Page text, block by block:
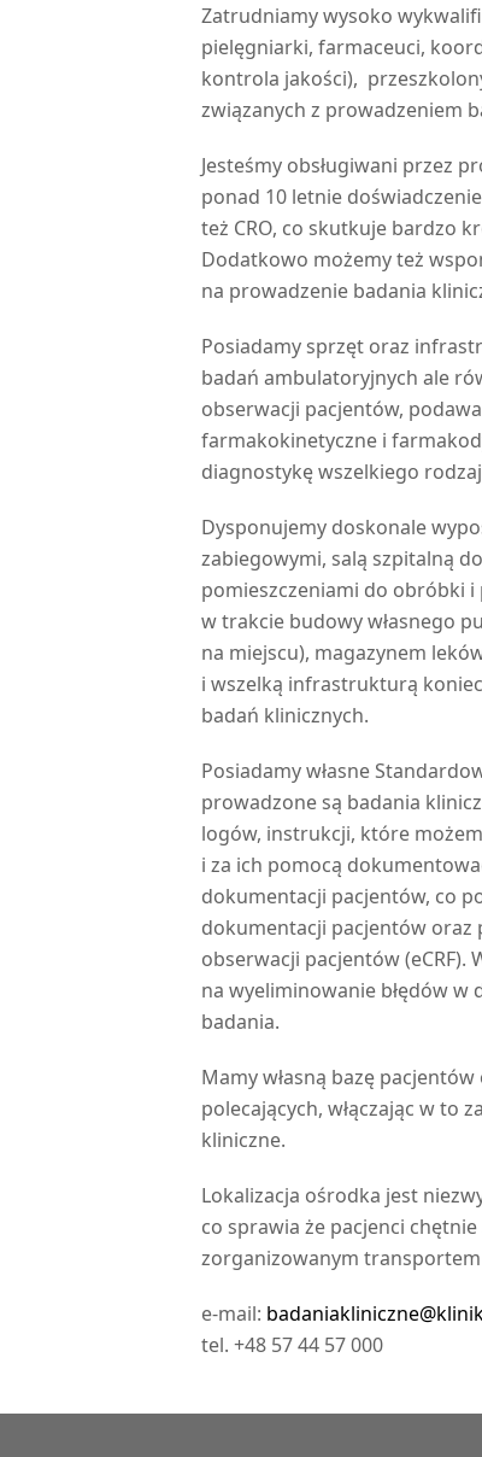
Zatrudniamy wysoko
pielęgniarki, farmaceuci,
kontrola jakości),
związanych z prowadzeniem
Jesteśmy obsługiwani przez
ponad 10 letnie
też CRO, co skutkuje bardzo
Dodatkowo możemy też
na prowadzenie badania
Posiadamy sprzęt oraz
badań ambulatoryjnych ale
obserwacji pacjentów,
farmakokinetyczne i
diagnostykę wszelkiego
Dysponujemy doskonale
zabiegowymi, salą szpitalną
pomieszczeniami do obróbki
w trakcie budowy własnego
na miejscu), magazynem
i wszelką infrastrukturą
badań klinicznych.
Posiadamy własne
prowadzone są badania
logów, instrukcji, które
i za ich pomocą
dokumentacji pacjentów, co
dokumentacji pacjentów oraz
obserwacji pacjentów
na wyeliminowanie błędów
badania.
Mamy własną bazę
polecających, włączając w to
kliniczne.
Lokalizacja ośrodka jest
co sprawia że pacjenci
zorganizowanym
e-mail:
tel. +48 57 44 57 000